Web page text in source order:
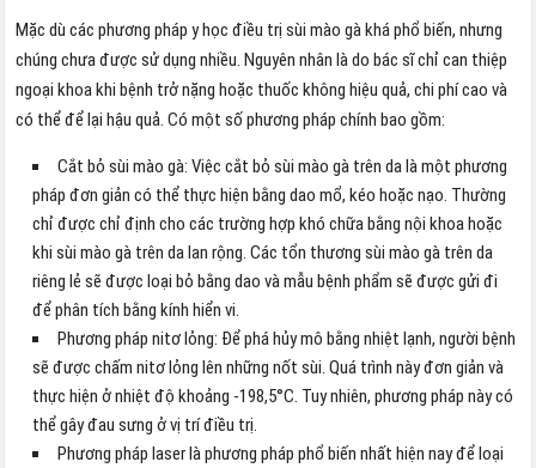
Mặc dù các phương pháp y học điều trị sùi mào gà khá phổ biến, nhưng
chúng chưa được sử dụng nhiều. Nguyên nhân là do bác sĩ chỉ can thiệp
ngoại khoa khi bệnh trở nặng hoặc thuốc không hiệu quả, chi phí cao và
có thể để lại hậu quả. Có một số phương pháp chính bao gồm:
Cắt bỏ sùi mào gà: Việc cắt bỏ sùi mào gà trên da là một phương
pháp đơn giản có thể thực hiện bằng dao mổ, kéo hoặc nạo. Thường
chỉ được chỉ định cho các trường hợp khó chữa bằng nội khoa hoặc
khi sùi mào gà trên da lan rộng. Các tổn thương sùi mào gà trên da
riêng lẻ sẽ được loại bỏ bằng dao và mẫu bệnh phẩm sẽ được gửi đi
để phân tích bằng kính hiển vi.
Phương pháp nitơ lỏng: Để phá hủy mô bằng nhiệt lạnh, người bệnh
sẽ được chấm nitơ lỏng lên những nốt sùi. Quá trình này đơn giản và
thực hiện ở nhiệt độ khoảng -198,5°C. Tuy nhiên, phương pháp này có
thể gây đau sưng ở vị trí điều trị.
Phương pháp laser là phương pháp phổ biến nhất hiện nay để loại